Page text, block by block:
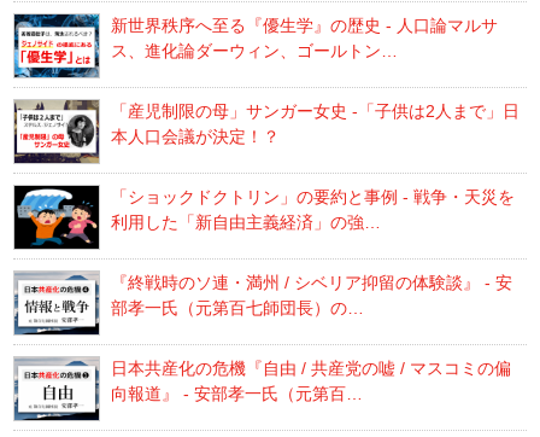
新世界秩序へ至る『優生学』の歴史 - 人口論マルサ
ス、進化論ダーウィン、ゴールトン…
「産児制限の母」サンガー女史 -「子供は2人まで」日
本人口会議が決定！？
「ショックドクトリン」の要約と事例 - 戦争・天災を
利用した「新自由主義経済」の強…
『終戦時のソ連・満州 / シベリア抑留の体験談』 - 安
部孝一氏（元第百七師団長）の…
日本共産化の危機『自由 / 共産党の嘘 / マスコミの偏
向報道』 - 安部孝一氏（元第百…